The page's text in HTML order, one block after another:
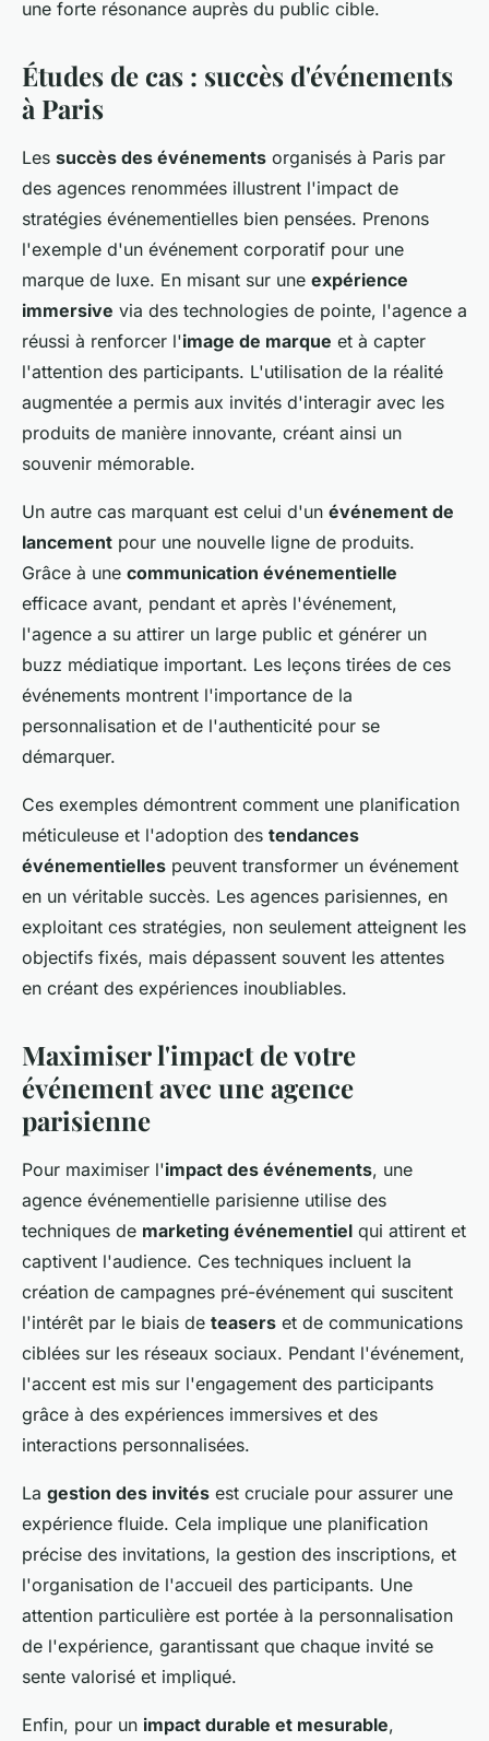
une forte résonance auprès du public cible.
Études de cas : succès d'événements
à Paris
Les succès des événements organisés à Paris par
des agences renommées illustrent l'impact de
stratégies événementielles bien pensées. Prenons
l'exemple d'un événement corporatif pour une
marque de luxe. En misant sur une expérience
immersive via des technologies de pointe, l'agence a
réussi à renforcer l'image de marque et à capter
l'attention des participants. L'utilisation de la réalité
augmentée a permis aux invités d'interagir avec les
produits de manière innovante, créant ainsi un
souvenir mémorable.
Un autre cas marquant est celui d'un événement de
lancement pour une nouvelle ligne de produits.
Grâce à une communication événementielle
efficace avant, pendant et après l'événement,
l'agence a su attirer un large public et générer un
buzz médiatique important. Les leçons tirées de ces
événements montrent l'importance de la
personnalisation et de l'authenticité pour se
démarquer.
Ces exemples démontrent comment une planification
méticuleuse et l'adoption des tendances
événementielles peuvent transformer un événement
en un véritable succès. Les agences parisiennes, en
exploitant ces stratégies, non seulement atteignent les
objectifs fixés, mais dépassent souvent les attentes
en créant des expériences inoubliables.
Maximiser l'impact de votre
événement avec une agence
parisienne
Pour maximiser l'impact des événements, une
agence événementielle parisienne utilise des
techniques de marketing événementiel qui attirent et
captivent l'audience. Ces techniques incluent la
création de campagnes pré-événement qui suscitent
l'intérêt par le biais de teasers et de communications
ciblées sur les réseaux sociaux. Pendant l'événement,
l'accent est mis sur l'engagement des participants
grâce à des expériences immersives et des
interactions personnalisées.
La gestion des invités est cruciale pour assurer une
expérience fluide. Cela implique une planification
précise des invitations, la gestion des inscriptions, et
l'organisation de l'accueil des participants. Une
attention particulière est portée à la personnalisation
de l'expérience, garantissant que chaque invité se
sente valorisé et impliqué.
Enfin, pour un impact durable et mesurable,